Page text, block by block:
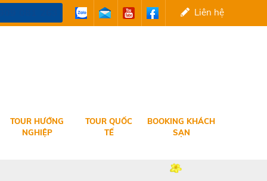
Liên hệ
TOUR HƯỚNG
NGHIỆP
TOUR QUỐC
TẾ
BOOKING KHÁCH
SẠN